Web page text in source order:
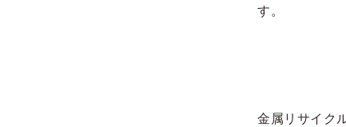
す。
金属リサイク